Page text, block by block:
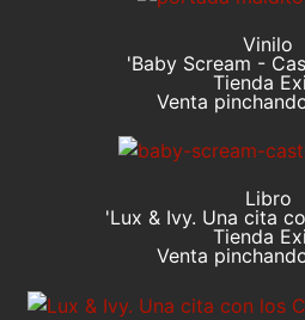
Vinilo
'Baby Scream -
Tienda
Venta
Libro
'Lux & Ivy. Una cita
Tienda
Venta